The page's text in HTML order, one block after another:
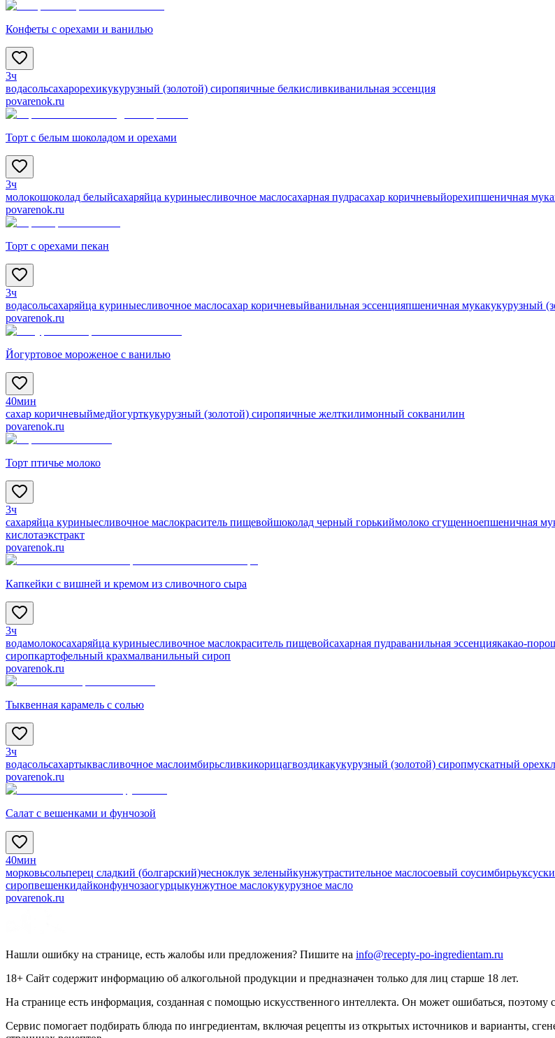
Конфеты с орехами и ванилью
3ч
водасольсахарорехикукурузный (золотой) сиропяичные белкисливкиванильная эссенция
povarenok.ru
Торт с белым шоколадом и орехами
3ч
молокошоколад белыйсахаряйца куриныесливочное маслосахарная пудрасахар коричневыйорехипшеничная мука
povarenok.ru
Торт с орехами пекан
3ч
водасольсахаряйца куриныесливочное маслосахар коричневыйванильная эссенцияпшеничная мукакукурузный
povarenok.ru
Йогуртовое мороженое с ванилью
40мин
сахар коричневыймедйогурткукурузный (золотой) сиропяичные желткилимонный сокванилин
povarenok.ru
Торт птичье молоко
3ч
сахаряйца куриныесливочное маслокраситель пищевойшоколад черный горькиймолоко сгущенноепшеничная
кислотаэкстракт
povarenok.ru
Капкейки с вишней и кремом из сливочного сыра
3ч
водамолокосахаряйца куриныесливочное маслокраситель пищевойсахарная пудраванильная эссенциякакао-
сиропкартофельный крахмалванильный сироп
povarenok.ru
Тыквенная карамель с солью
3ч
водасольсахартыквасливочное маслоимбирьсливкикорицагвоздикакукурузный (золотой) сиропмускатный орех
povarenok.ru
Салат с вешенками и фунчозой
40мин
морковьсольперец сладкий (болгарский)чесноклук зеленыйкунжутрастительное маслосоевый соусимбирьуксус
сиропвешенкидайконфунчозаогурцыкунжутное маслокукурузное масло
povarenok.ru
Нашли ошибку на странице, есть жалобы или предложения? Пишите на info@recepty-po-ingredientam.ru
18+ Сайт содержит информацию об алкогольной продукции и предназначен только для лиц старше 18 лет.
На странице есть информация, созданная с помощью искусственного интеллекта. Он может ошибаться, поэтому
Сервис помогает подбирать блюда по ингредиентам, включая рецепты из открытых источников и варианты,